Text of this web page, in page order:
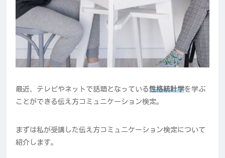
最近、テレビやネットで話題となっている性格統計学を学ぶ
ことができる伝え方コミュニケーション検定。
まずは私が受講した伝え方コミュニケーション検定について
紹介します。